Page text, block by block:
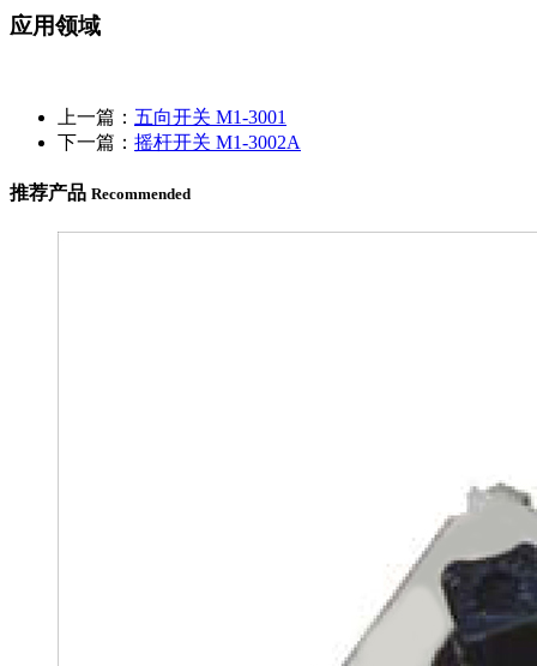
应用领域
上一篇： 五向开关 M1-3001
下一篇： 摇杆开关 M1-3002A
推荐产品 Recommended